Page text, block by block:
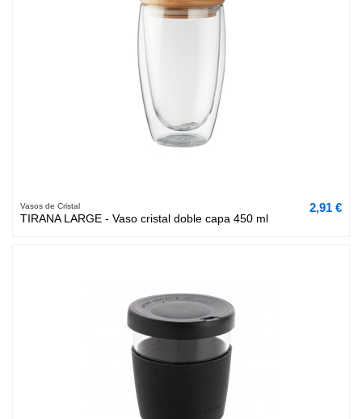
Vasos de Cristal
TIRANA LARGE - Vaso cristal doble capa 450 ml
2,91 €